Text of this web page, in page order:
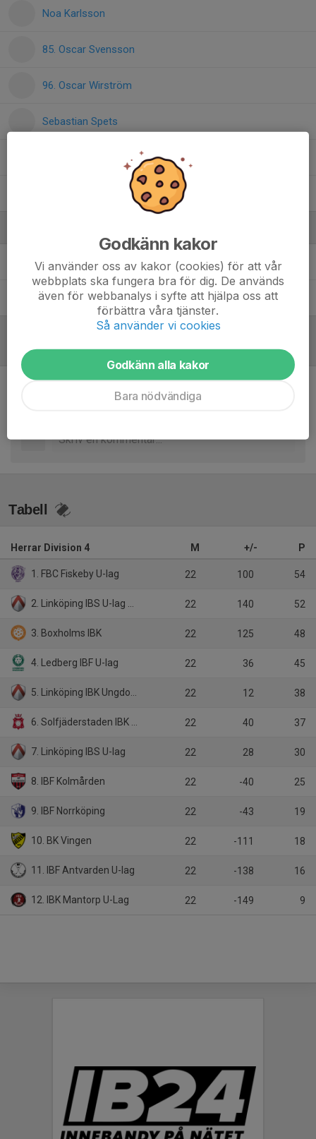
Noa Karlsson
85. Oscar Svensson
96. Oscar Wirström
Sebastian Spets
Håkan AnderssonMatrialare
Jörgen WirströmTränare
Referat
Inget referat skrivet
Tabell
Herrar Division 4 M +/- P
1. FBC Fiskeby U-lag 22 100 54
2. Linköping IBS U-lag Vikingstad 22 140 52
3. Boxholms IBK 22 125 48
4. Ledberg IBF U-lag 22 36 45
5. Linköping IBK Ungdom U-lag 22 12 38
6. Solfjäderstaden IBK U-lag 22 40 37
7. Linköping IBS U-lag 22 28 30
8. IBF Kolmården 22 -40 25
9. IBF Norrköping 22 -43 19
10. BK Vingen 22 -111 18
11. IBF Antvarden U-lag 22 -138 16
12. IBK Mantorp U-Lag 22 -149 9
Godkänn kakor
Vi använder oss av kakor (cookies) för att vår
webbplats ska fungera bra för dig. De används
även för webbanalys i syfte att hjälpa oss att
förbättra våra tjänster.
Så använder vi cookies
Godkänn alla kakor
Bara nödvändiga